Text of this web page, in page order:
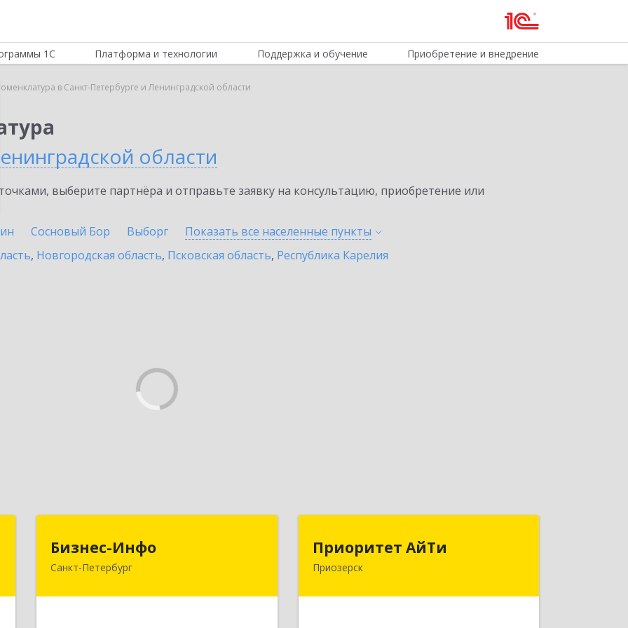
1С Платформа и технологии Поддержка и обучение Приобретение и внедрение
в Санкт-Петербурге и Ленинградской области
области
выберите партнёра и отправьте заявку на консультацию, приобретение или
Сосновый Бор Выборг Показать все населенные пункты
, Новгородская область, Псковская область, Республика Карелия
Бизнес-Инфо
Санкт-Петербург191119, Санкт-Петербург г,
Приоритет АйТи
Приозерск
Приоритет АйТи